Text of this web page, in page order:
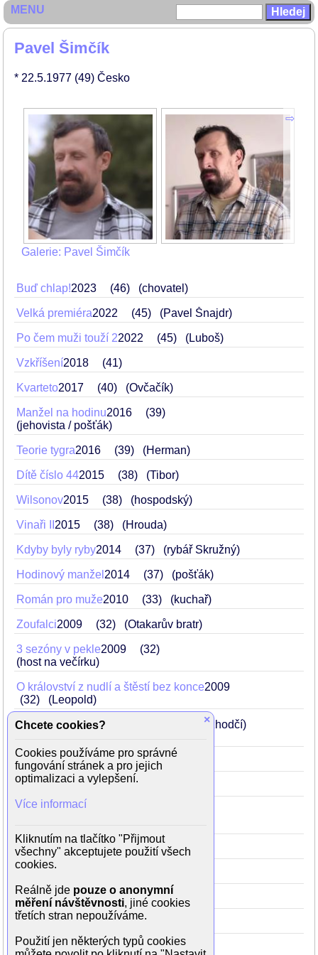
Pavel Šimčík
* 22.5.1977 (49) Česko
Galerie: Pavel Šimčík
Buď chlap!2023 46 (chovatel)
Velká premiéra2022 45 (Pavel Šnajdr)
Po čem muži touží 22022 45 (Luboš)
Vzkříšení2018 41
Kvarteto2017 40 (Ovčačík)
Manžel na hodinu2016
39
(jehovista / pošťák)
Teorie tygra2016 39 (Herman)
Dítě číslo 442015 38 (Tibor)
Wilsonov2015 38 (hospodský)
Vinaři II 2015 38 (Hrouda)
Kdyby byly ryby2014 37 (rybář Skružný)
Hodinový manžel 2014 37 (pošťák)
Román pro muže2010 33 (kuchař)
Zoufalci2009 32 (Otakarův bratr)
3 sezóny v pekle2009
32
(host na večírku)
O království z nudlí a štěstí bez konce2009
32
(Leopold)
Okresní přebor (seriál)
(rozhodčí)
O život2008 31 (doktor)
Vy nám taky, šéfe! 2008
Černá sanitka
Poslední plavky2007 30 (profesor)
Bolero2004 27 (poručík Poštulka)
Waterloo po česku
MENU
×
Chcete cookies?
Cookies používáme pro správné
fungování stránek a pro jejich
optimalizaci a vylepšení.
Více informací
Kliknutím na tlačítko "Přijmout
všechny" akceptujete použití všech
cookies.
Reálně jde pouze o anonymní
měření návštěvnosti, jiné cookies
třetích stran nepoužíváme.
Použití jen některých typů cookies